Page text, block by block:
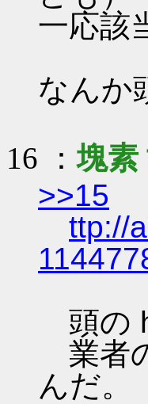
一応該
なんか
16 ：塊素
>>15
ttp://
頭の
業者
んだ。